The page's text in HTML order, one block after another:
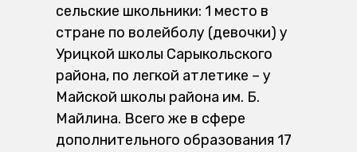
сельские школьники: 1 место в
стране по волейболу (девочки) у
Урицкой школы Сарыкольского
района, по легкой атлетике – у
Майской школы района им. Б.
Майлина. Всего же в сфере
дополнительного образования 17